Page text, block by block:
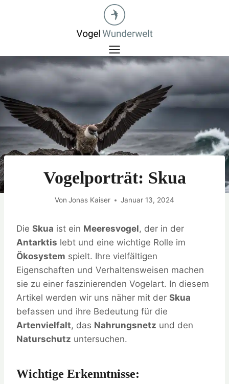
Vogelporträt: Skua
Von Jonas Kaiser Januar 13, 2024
Die Skua ist ein Meeresvogel, der in der
Antarktis lebt und eine wichtige Rolle im
Ökosystem spielt. Ihre vielfältigen
Eigenschaften und Verhaltensweisen machen
sie zu einer faszinierenden Vogelart. In diesem
Artikel werden wir uns näher mit der Skua
befassen und ihre Bedeutung für die
Artenvielfalt, das Nahrungsnetz und den
Naturschutz untersuchen.
Wichtige Erkenntnisse: